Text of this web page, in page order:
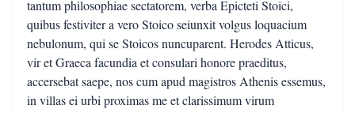
tantum philosophiae sectatorem, verba Epicteti Stoici,
quibus festiviter a vero Stoico seiunxit volgus loquacium
nebulonum, qui se Stoicos nuncuparent. Herodes Atticus,
vir et Graeca facundia et consulari honore praeditus,
accersebat saepe, nos cum apud magistros Athenis essemus,
in villas ei urbi proximas me et clarissimum virum